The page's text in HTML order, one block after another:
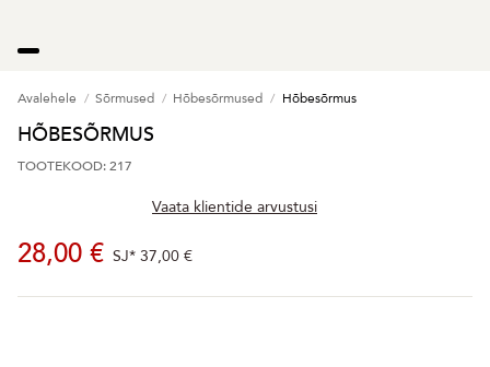
Avalehele Sõrmused Hõbesõrmused Hõbesõrmus
HÕBESÕRMUS
TOOTEKOOD: 217
Vaata klientide arvustusi
28,00 € SJ* 37,00 €